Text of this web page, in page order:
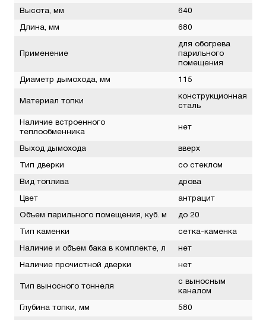
Высота, мм 640
Длина, мм 680
Применение
для обогрева
парильного
помещения
Диаметр дымохода, мм 115
Материал топки
конструкционная
сталь
Наличие встроенного
теплообменника
нет
Выход дымохода вверх
Тип дверки со стеклом
Вид топлива дрова
Цвет антрацит
Объем парильного помещения, куб. м до 20
Тип каменки сетка-каменка
Наличие и объем бака в комплекте, л нет
Наличие прочистной дверки нет
Тип выносного тоннеля
с выносным
каналом
Глубина топки, мм 580